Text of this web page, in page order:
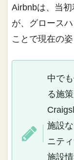
Airbnbは、当
が、グロース
ことで現在の
中で
る施
施設
ニテ
施設